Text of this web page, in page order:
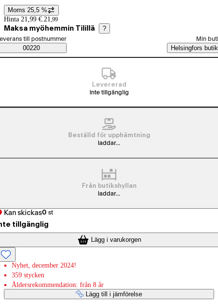
Prisinformation
Moms 25,5 %
Hinta 21,99 €. 21 ,99
Maksa myöhemmin Tilillä ?
Saatavuustiedot
beställningssätt
till postnummer
00220
Min
Helsingfors butik
Levererad
Inte tillgänglig
Beställd för upphämtning
laddar...
Från butikshyllan
laddar...
Kan skickas0 st
tillgänglig
Lägg i varukorgen
Nyhet, december 2024!
359 stycken
Åldersrekommendation: från 8 år
Lägg till i jämförelse